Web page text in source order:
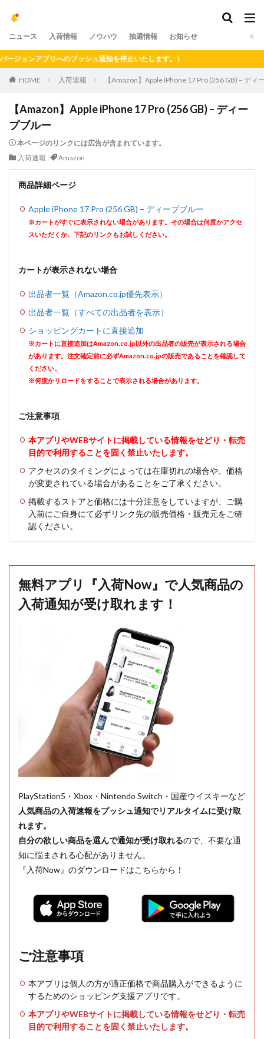
ニュース 入荷情報 ノウハウ 抽選情報 お知らせ
ンアプリへのプッシュ通知を停止いたします。）
HOME 入荷速報 【Amazon】Apple iPhone 17 Pro (256 GB) – ディ
【Amazon】Apple iPhone 17 Pro (256 GB) – ディー
プブルー
本ページのリンクには広告が含まれています。
入荷速報
Amazon
商品詳細ページ
Apple iPhone 17 Pro (256 GB) – ディープブルー
※カートがすぐに表示されない場合があります。その場合は何度かアクセ
スいただくか、下記のリンクもお試しください。
カートが表示されない場合
出品者一覧（Amazon.co.jp優先表示）
出品者一覧（すべての出品者を表示）
ショッピングカートに直接追加
※カートに直接追加はAmazon.co.jp以外の出品者の販売が表示される場合
があります。注文確定前に必ずAmazon.co.jpの販売であることを確認して
ください。
※何度かリロードをすることで表示される場合があります。
ご注意事項
本アプリやWEBサイトに掲載している情報をせどり・転売
目的で利用することを固く禁止いたします。
アクセスのタイミングによっては在庫切れの場合や、価格
が変更されている場合があることをご了承ください。
掲載するストアと価格には十分注意をしていますが、ご購
入前にご自身にて必ずリンク先の販売価格・販売元をご確
認ください。
無料アプリ『入荷Now』で人気商品の
入荷通知が受け取れます！
PlayStation5・Xbox・Nintendo Switch・国産ウイスキーなど
人気商品の入荷速報をプッシュ通知でリアルタイムに受け取
れます。
自分の欲しい商品を選んで通知が受け取れるので、不要な通
知に悩まされる心配がありません。
『入荷Now』のダウンロードはこちらから！
ご注意事項
本アプリは個人の方が適正価格で商品購入ができるように
するためのショッピング支援アプリです。
本アプリやWEBサイトに掲載している情報をせどり・転売
目的で利用することを固く禁止いたします。